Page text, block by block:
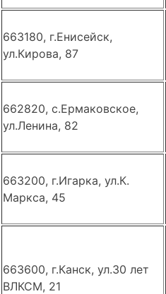
663180, г.Енисейск,
ул.Кирова, 87
662820, с.Ермаковское,
ул.Ленина, 82
663200, г.Игарка, ул.К.
Маркса, 45
663600, г.Канск, ул.30 лет
ВЛКСМ, 21